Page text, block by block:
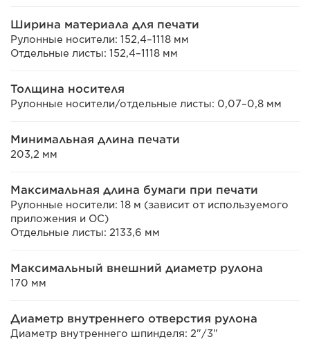
Ширина материала для печати
Рулонные носители: 152,4–1118 мм
Отдельные листы: 152,4–1118 мм
Толщина носителя
Рулонные носители/отдельные листы: 0,07–0,8 мм
Минимальная длина печати
203,2 мм
Максимальная длина бумаги при печати
Рулонные носители: 18 м (зависит от используемого
приложения и ОС)
Отдельные листы: 2133,6 мм
Максимальный внешний диаметр рулона
170 мм
Диаметр внутреннего отверстия рулона
Диаметр внутреннего шпинделя: 2"/3"